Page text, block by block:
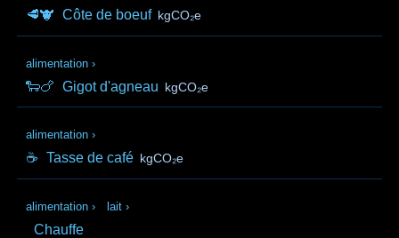
🥩🐮 Côte de boeuf kgCO₂e
alimentation ›
🐑🍗 Gigot d'agneau kgCO₂e
alimentation ›
☕ Tasse de café kgCO₂e
alimentation › lait ›
Chauffe